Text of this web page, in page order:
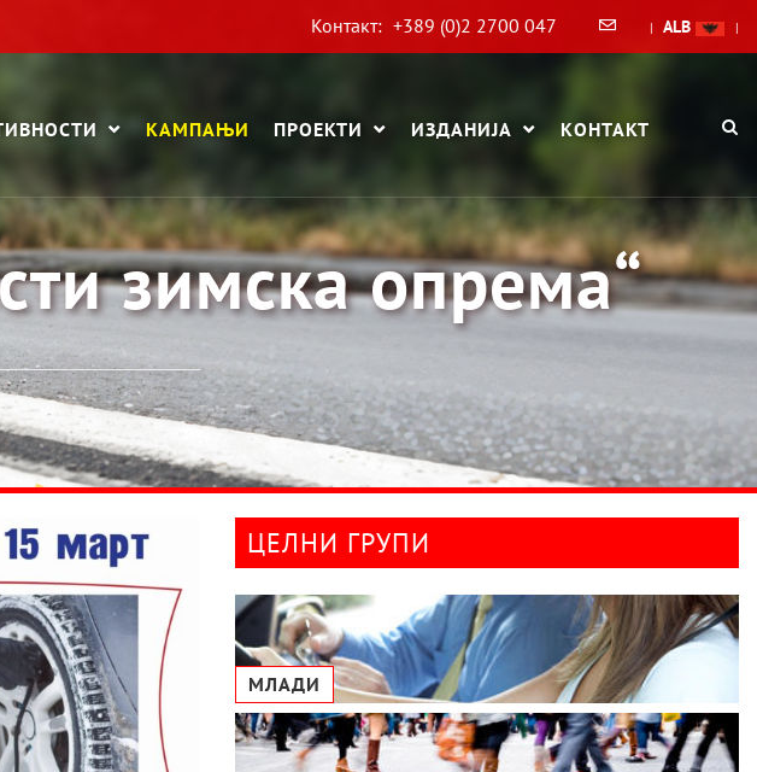
Контакт: +389 (0)2 2700 047 | ALB |
КАМПАЊИ ПРОЕКТИ ИЗДАНИЈА КОНТАКТ
зимска опрема“
ЦЕЛНИ ГРУПИ
МЛАДИ